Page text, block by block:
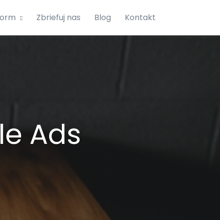
Zbriefuj nas Blog Kontakt
Ads